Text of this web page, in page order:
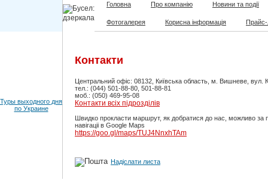
Головна Про компанію Новини та події
Фотогалерея Корисна інформація Прайс-
Туры выходного дня
по Украине
Контакти
Центральний офіс: 08132, Київська область, м. Вишневе, вул.
тел.: (044) 501-88-80, 501-88-81
моб.: (050) 469-95-08
Контакти всіх підрозділів
Швидко прокласти маршрут, як добратися до нас, можливо за
навігаціі в Google Maps
https://goo.gl/maps/TUJ4NnxhTAm
Надіслати листа